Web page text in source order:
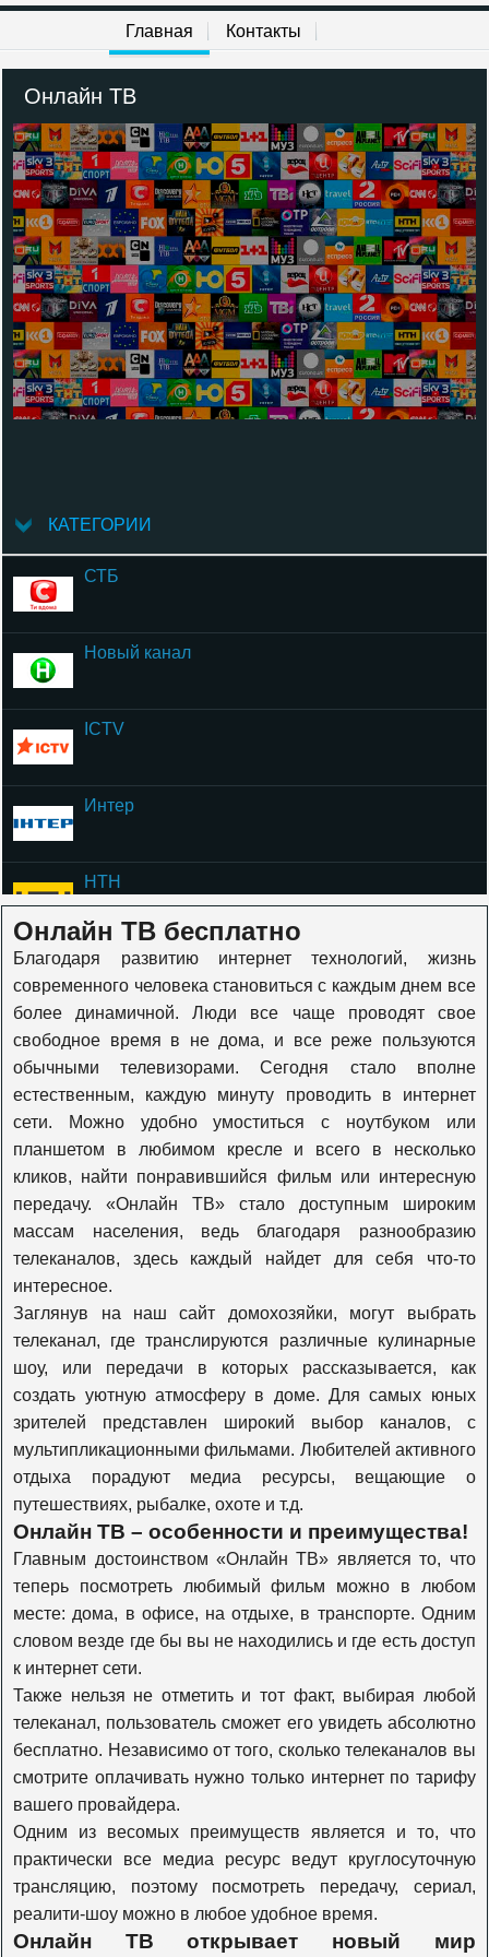
Главная Контакты
Онлайн ТВ
КАТЕГОРИИ
СТБ
Новый канал
ICTV
Интер
НТН
ОЦЕ
К1
Viasat Explore
Viasat Nature
Viasat History
Travel+adventure
Travel Channel
History
Наука 2.0
Т24
Оружие
Живая планета
Онлайн ТВ бесплатно
Благодаря развитию интернет технологий, жизнь
современного человека становиться с каждым днем все
более динамичной. Люди все чаще проводят свое
свободное время в не дома, и все реже пользуются
обычными телевизорами. Сегодня стало вполне
естественным, каждую минуту проводить в интернет
сети. Можно удобно умоститься с ноутбуком или
планшетом в любимом кресле и всего в несколько
кликов, найти понравившийся фильм или интересную
передачу. «Онлайн ТВ» стало доступным широким
массам населения, ведь благодаря разнообразию
телеканалов, здесь каждый найдет для себя что-то
интересное.
Заглянув на наш сайт домохозяйки, могут выбрать
телеканал, где транслируются различные кулинарные
шоу, или передачи в которых рассказывается, как
создать уютную атмосферу в доме. Для самых юных
зрителей представлен широкий выбор каналов, с
мультипликационными фильмами. Любителей активного
отдыха порадуют медиа ресурсы, вещающие о
путешествиях, рыбалке, охоте и т.д.
Онлайн ТВ – особенности и преимущества!
Главным достоинством «Онлайн ТВ» является то, что
теперь посмотреть любимый фильм можно в любом
месте: дома, в офисе, на отдыхе, в транспорте. Одним
словом везде где бы вы не находились и где есть доступ
к интернет сети.
Также нельзя не отметить и тот факт, выбирая любой
телеканал, пользователь сможет его увидеть абсолютно
бесплатно. Независимо от того, сколько телеканалов вы
смотрите оплачивать нужно только интернет по тарифу
вашего провайдера.
Одним из весомых преимуществ является и то, что
практически все медиа ресурс ведут круглосуточную
трансляцию, поэтому посмотреть передачу, сериал,
реалити-шоу можно в любое удобное время.
Онлайн ТВ открывает новый мир